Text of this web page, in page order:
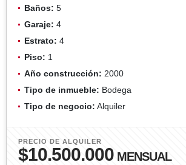
Baños: 5
Garaje: 4
Estrato: 4
Piso: 1
Año construcción: 2000
Tipo de inmueble: Bodega
Tipo de negocio: Alquiler
PRECIO DE ALQUILER
$10.500.000 MENSUAL